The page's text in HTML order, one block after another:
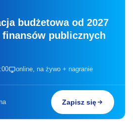
budżetowa od 2027
publicznych
online, na żywo + nagranie
Zapisz się